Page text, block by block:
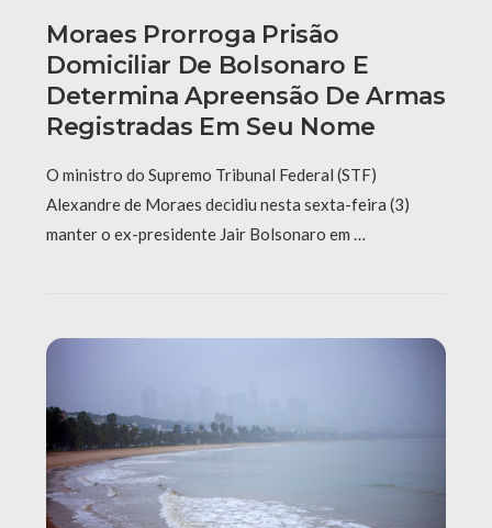
Moraes Prorroga Prisão
Domiciliar De Bolsonaro E
Determina Apreensão De Armas
Registradas Em Seu Nome
O ministro do Supremo Tribunal Federal (STF)
Alexandre de Moraes decidiu nesta sexta-feira (3)
manter o ex-presidente Jair Bolsonaro em …